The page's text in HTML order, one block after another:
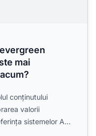
mai
conținutului
valorii
sistemelor AI